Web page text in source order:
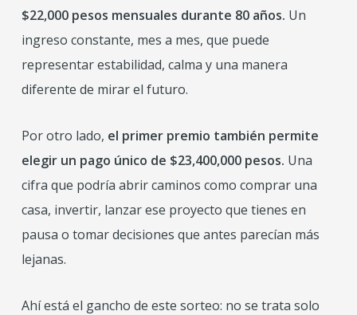
$22,000 pesos mensuales durante 80 años. Un
ingreso constante, mes a mes, que puede
representar estabilidad, calma y una manera
diferente de mirar el futuro.
Por otro lado, el primer premio también permite
elegir un pago único de $23,400,000 pesos. Una
cifra que podría abrir caminos como comprar una
casa, invertir, lanzar ese proyecto que tienes en
pausa o tomar decisiones que antes parecían más
lejanas.
Ahí está el gancho de este sorteo: no se trata solo